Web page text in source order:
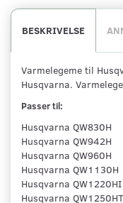
BESKRIVELSE
Varmelegeme til
Husqvarna.
Passer til:
Husqvarna QW830H
Husqvarna QW942H
Husqvarna QW960H
Husqvarna QW1130H
Husqvarna QW1220HI
Husqvarna